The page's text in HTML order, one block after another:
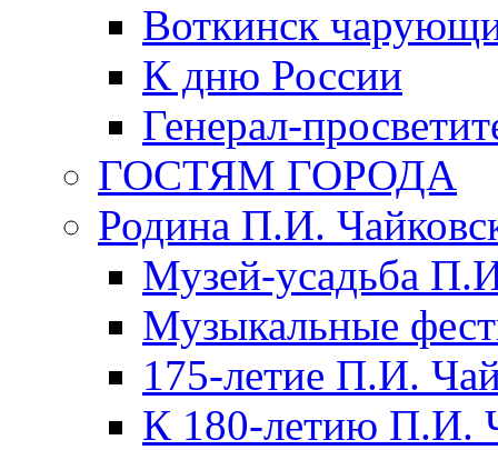
Воткинск
К дню России
Генерал-
ГОСТЯМ ГОРОДА
Родина П.И.
Музей-усадьба
Музыкальные
175-летие П.И.
К 180-летию П.И.